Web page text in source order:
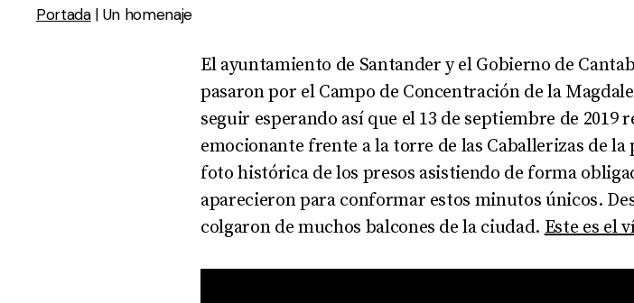
Portada| Un homenaje
El ayuntamiento de Santander y el Gobierno de
pasaron por el Campo de Concentración de la
seguir esperando así que el 13 de septiembre de
emocionante frente a la torre de las Caballerizas de
foto histórica de los presos asistiendo de forma
aparecieron para conformar estos minutos únicos.
colgaron de muchos balcones de la ciudad. Este es el